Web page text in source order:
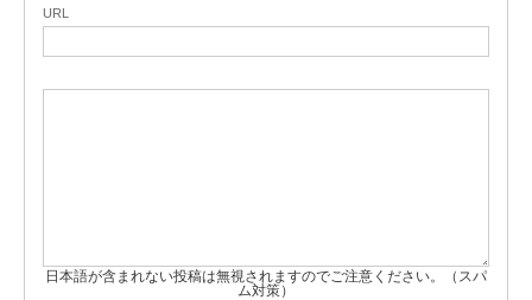
URL
日本語が含まれない投稿は無視されますのでご注意ください。（スパ
ム対策）